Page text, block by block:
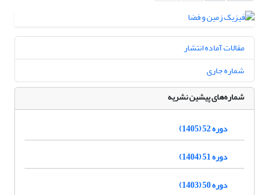
مقالات آماده انتشار
شماره جاری
شماره‌های پیشین نشریه
دوره 52 (1405)
دوره 51 (1404)
دوره 50 (1403)